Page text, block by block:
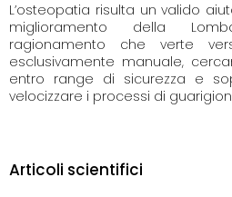
L’osteopatia risulta un valido
miglioramento della
ragionamento che verte
esclusivamente manuale,
entro range di sicurezza e
velocizzare i processi di
Articoli scientifici